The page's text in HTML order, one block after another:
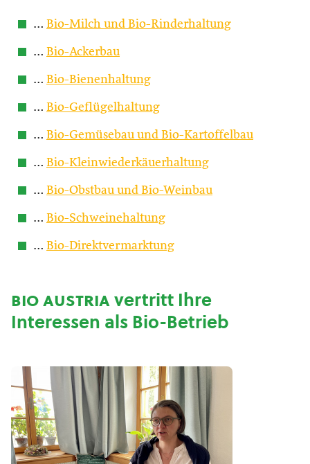
… Bio-Milch und Bio-Rinderhaltung
… Bio-Ackerbau
… Bio-Bienenhaltung
… Bio-Geflügelhaltung
… Bio-Gemüsebau und Bio-Kartoffelbau
… Bio-Kleinwiederkäuerhaltung
… Bio-Obstbau und Bio-Weinbau
… Bio-Schweinehaltung
… Bio-Direktvermarktung
bio austriavertritt Ihre
Interessen als Bio-Betrieb